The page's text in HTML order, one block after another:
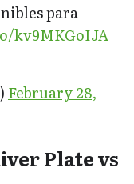
para
kv9MKGoIJA
February 28,
Plate vs